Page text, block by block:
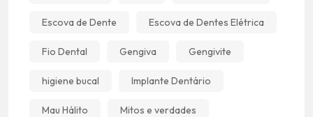
Escova de Dente Escova de Dentes Elétrica
Fio Dental Gengiva Gengivite
higiene bucal Implante Dentário
Mau Hálito Mitos e verdades